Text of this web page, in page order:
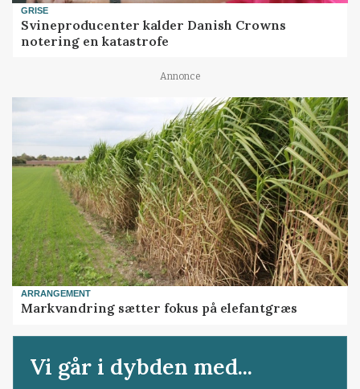
GRISE
Svineproducenter kalder Danish Crowns
notering en katastrofe
Annonce
ARRANGEMENT
Markvandring sætter fokus på elefantgræs
Vi går i dybden med...